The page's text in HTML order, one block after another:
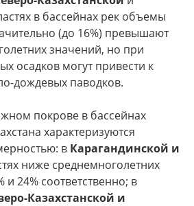
в бассейнах рек объемы
(до 16%) превышают
значений, но при
осадков могут привести к
дождевых паводков.
покрове в бассейнах
характеризуются
в Карагандинской и
ниже среднемноголетних
и 24% соответственно; в
Казахстанской и